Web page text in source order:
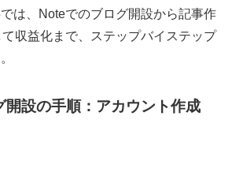
は、Noteでのブログ開設から記事作
収益化まで、ステップバイステップ
開設の手順：アカウント作成